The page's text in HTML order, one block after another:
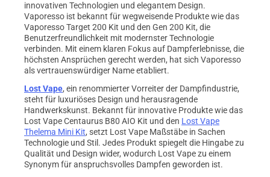
innovativen Technologien und elegantem Design.
Vaporesso ist bekannt für wegweisende Produkte wie das
Vaporesso Target 200 Kit und den Gen 200 Kit, die
Benutzerfreundlichkeit mit modernster Technologie
verbinden. Mit einem klaren Fokus auf Dampferlebnisse, die
höchsten Ansprüchen gerecht werden, hat sich Vaporesso
als vertrauenswürdiger Name etabliert.
Lost Vape, ein renommierter Vorreiter der Dampfindustrie,
steht für luxuriöses Design und herausragende
Handwerkskunst. Bekannt für innovative Produkte wie das
Lost Vape Centaurus B80 AIO Kit und den Lost Vape
Thelema Mini Kit, setzt Lost Vape Maßstäbe in Sachen
Technologie und Stil. Jedes Produkt spiegelt die Hingabe zu
Qualität und Design wider, wodurch Lost Vape zu einem
Synonym für anspruchsvolles Dampfen geworden ist.